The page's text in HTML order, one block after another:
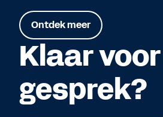
Ontdek meer
Klaar
gesprek?